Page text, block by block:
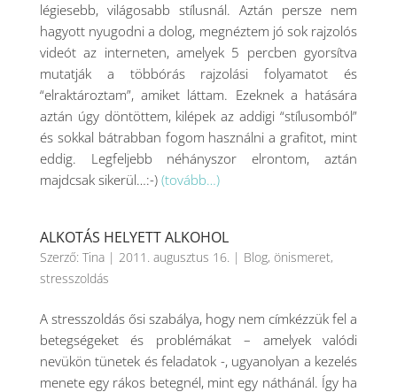
légiesebb, világosabb stílusnál. Aztán persze nem
hagyott nyugodni a dolog, megnéztem jó sok rajzolós
videót az interneten, amelyek 5 percben gyorsítva
mutatják a többórás rajzolási folyamatot és
“elraktároztam”, amiket láttam. Ezeknek a hatására
aztán úgy döntöttem, kilépek az addigi “stílusomból”
és sokkal bátrabban fogom használni a grafitot, mint
eddig. Legfeljebb néhányszor elrontom, aztán
majdcsak sikerül…:-) (tovább…)
ALKOTÁS HELYETT ALKOHOL
Szerző: Tina| 2011. augusztus 16. | Blog, önismeret,
stresszoldás
A stresszoldás ősi szabálya, hogy nem címkézzük fel a
betegségeket és problémákat – amelyek valódi
nevükön tünetek és feladatok -, ugyanolyan a kezelés
menete egy rákos betegnél, mint egy náthánál. Így ha